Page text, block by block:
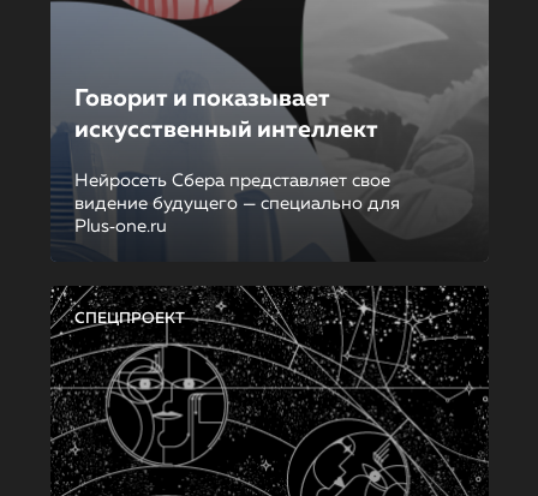
Говорит и показывает
искусственный интеллект
Нейросеть Сбера представляет свое
видение будущего — специально для
Plus‑one.ru
СПЕЦПРОЕКТ